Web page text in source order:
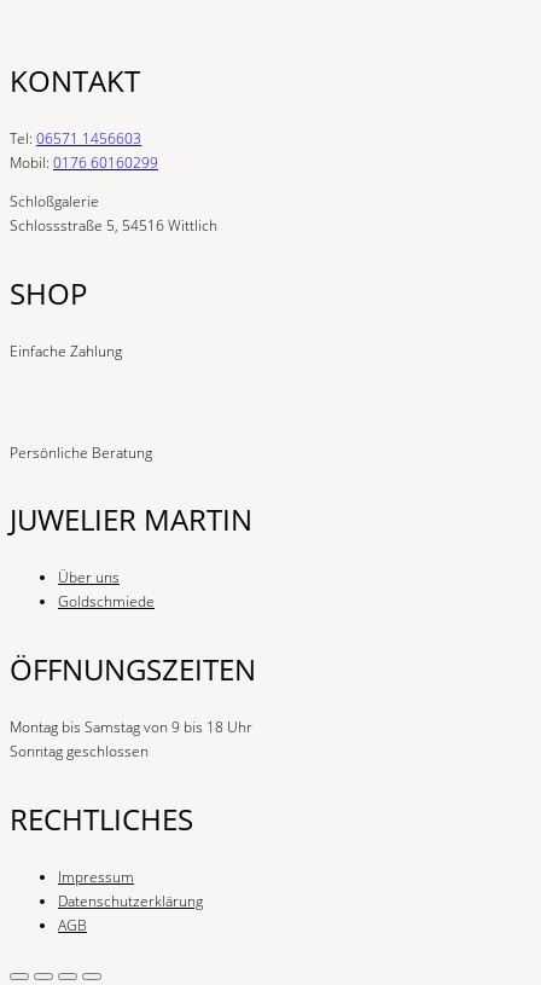
KONTAKT
Tel: 06571 1456603
Mobil: 0176 60160299
Schloßgalerie
Schlossstraße 5, 54516 Wittlich
SHOP
Einfache Zahlung
Persönliche Beratung
JUWELIER MARTIN
Über uns
Goldschmiede
ÖFFNUNGSZEITEN
Montag bis Samstag von 9 bis 18 Uhr
Sonntag geschlossen
RECHTLICHES
Impressum
Datenschutzerklärung
AGB